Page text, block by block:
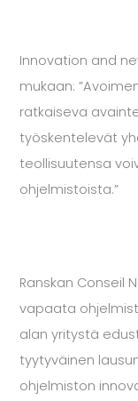
Innovation and
mukaan:
ratkaiseva
työskentelevät
teollisuutensa
ohjelmistoista.”
Ranskan Conseil
vapaata
alan yritystä
tyytyväinen
ohjelmiston